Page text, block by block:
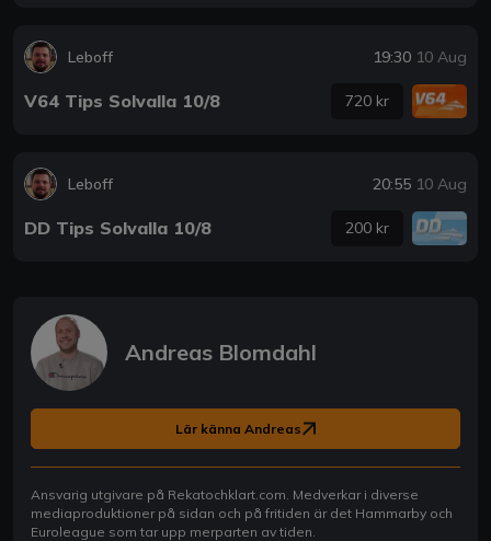
Leboff 19:30 10 Aug
V64 Tips Solvalla 10/8 720 kr
Leboff 20:55 10 Aug
DD Tips Solvalla 10/8 200 kr
Andreas Blomdahl
Lär känna Andreas
Ansvarig utgivare på Rekatochklart.com. Medverkar i diverse
mediaproduktioner på sidan och på fritiden är det Hammarby och
Euroleague som tar upp merparten av tiden.